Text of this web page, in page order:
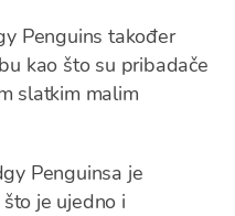
Penguins također
kao što su pribadače
slatkim malim
Penguinsa je
što je ujedno i